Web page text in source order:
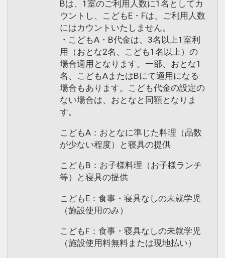
Bは、1室のご利用人数に1名としてカ
ウントし、こどもE・Fは、ご利用人数
にはカウントいたしません。
・こどもA・B代金は、3名以上1室利
用（おとな2名、こども1名以上）の
場合適用となります。一部、おとな1
名、こどもAまたはBにて適用になる
場合もあります。こども代金の設定の
ない場合は、おとなと同額となりま
す。
こどもA：おとなに準じた料理（品数
が少ない程度）と寝具の提供
こどもB：お子様料理（お子様ランチ
等）と寝具の提供
こどもE：食事・寝具なしの未就学児
（施設使用のみ）
こどもF：食事・寝具なしの未就学児
（施設使用料無料または現地払い）